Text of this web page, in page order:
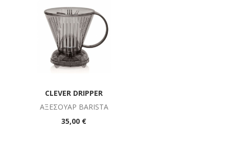
CLEVER DRIPPER
ΑΞΕΣΟΥΆΡ BARISTA
35,00 €